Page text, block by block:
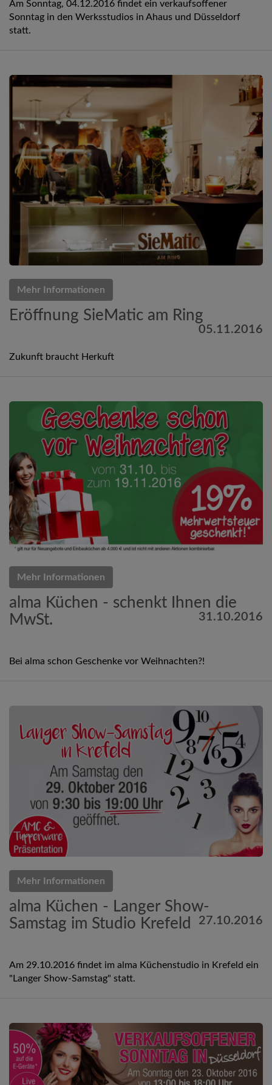
Am Sonntag, 04.12.2016 findet ein verkaufsoffener
Sonntag in den Werksstudios in Ahaus und Düsseldorf
statt.
Mehr Informationen
Eröffnung SieMatic am Ring
05.11.2016
Zukunft braucht Herkuft
Mehr Informationen
alma Küchen - schenkt Ihnen die
MwSt.
31.10.2016
Bei alma schon Geschenke vor Weihnachten?!
Mehr Informationen
alma Küchen - Langer Show-
Samstag im Studio Krefeld
27.10.2016
Am 29.10.2016 findet im alma Küchenstudio in Krefeld ein
"Langer Show-Samstag" statt.